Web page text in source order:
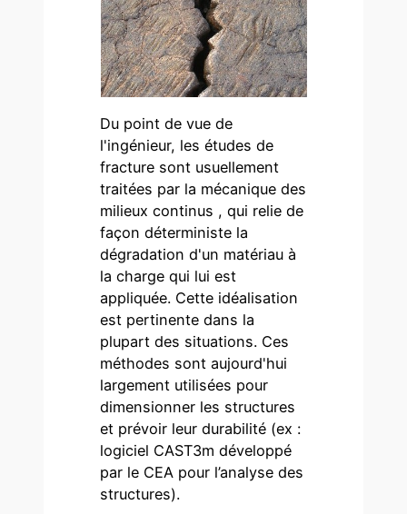
Du point de vue de
l'ingénieur, les études de
fracture sont usuellement
traitées par la mécanique des
milieux continus , qui relie de
façon déterministe la
dégradation d'un matériau à
la charge qui lui est
appliquée. Cette idéalisation
est pertinente dans la
plupart des situations. Ces
méthodes sont aujourd'hui
largement utilisées pour
dimensionner les structures
et prévoir leur durabilité (ex :
logiciel CAST3m développé
par le CEA pour l’analyse des
structures).